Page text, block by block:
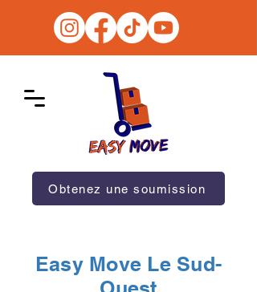
Obtenez une soumission
Easy Move Le Sud-